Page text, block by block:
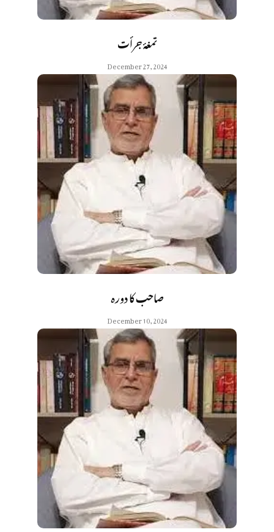
تمغۂ جرأت
December 27, 2024
صاحب کا دورہ
December 10, 2024